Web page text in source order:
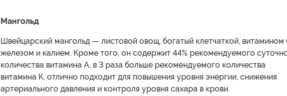
Мангольд
Швейцарский мангольд — листовой овощ, богатый клетчаткой, витамином
железом и калием. Кроме того, он содержит 44% рекомендуемого
количества витамина А, в 3 раза больше рекомендуемого количества
витамина К, отлично подходит для повышения уровня энергии, снижения
артериального давления и контроля уровня сахара в крови.